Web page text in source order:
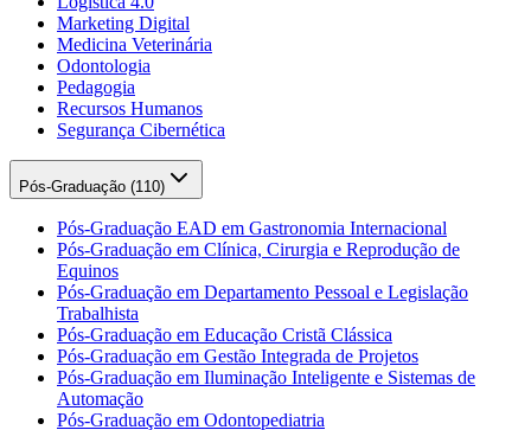
Marketing Digital
Medicina Veterinária
Odontologia
Pedagogia
Recursos Humanos
Segurança Cibernética
Pós-Graduação (110)
Pós-Graduação EAD em Gastronomia Internacional
Pós-Graduação em Clínica, Cirurgia e Reprodução de
Equinos
Pós-Graduação em Departamento Pessoal e Legislação
Trabalhista
Pós-Graduação em Educação Cristã Clássica
Pós-Graduação em Gestão Integrada de Projetos
Pós-Graduação em Iluminação Inteligente e Sistemas de
Automação
Pós-Graduação em Odontopediatria